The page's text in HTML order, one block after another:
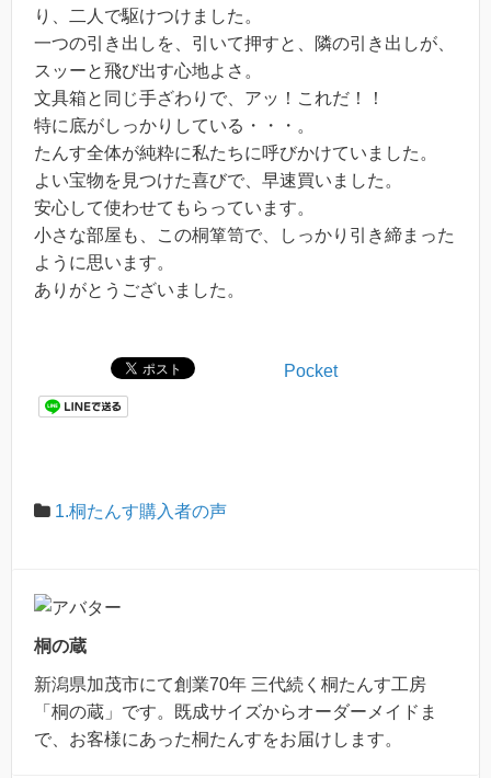
り、二人で駆けつけました。
一つの引き出しを、引いて押すと、隣の引き出しが、
スッーと飛び出す心地よさ。
文具箱と同じ手ざわりで、アッ！これだ！！
特に底がしっかりしている・・・。
たんす全体が純粋に私たちに呼びかけていました。
よい宝物を見つけた喜びで、早速買いました。
安心して使わせてもらっています。
小さな部屋も、この桐箪笥で、しっかり引き締まった
ように思います。
ありがとうございました。
Pocket
1.桐たんす購入者の声
桐の蔵
新潟県加茂市にて創業70年 三代続く桐たんす工房
「桐の蔵」です。既成サイズからオーダーメイドま
で、お客様にあった桐たんすをお届けします。